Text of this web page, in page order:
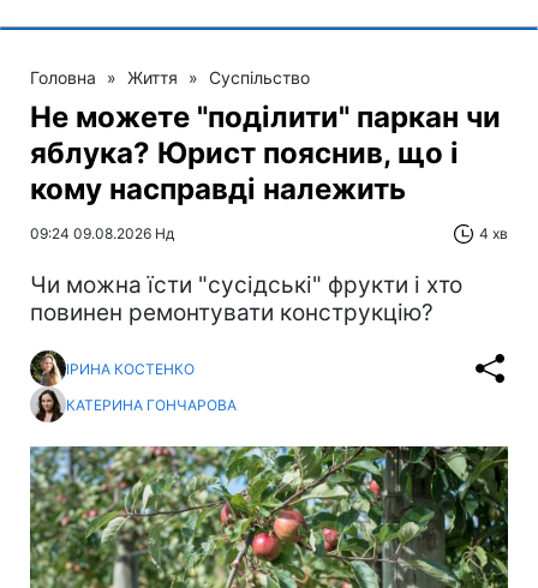
Головна » Життя » Суспільство
Не можете "поділити" паркан чи
яблука? Юрист пояснив, що і
кому насправді належить
09:24 09.08.2026 Нд 4 хв
Чи можна їсти "сусідські" фрукти і хто
повинен ремонтувати конструкцію?
ІРИНА КОСТЕНКО
КАТЕРИНА ГОНЧАРОВА